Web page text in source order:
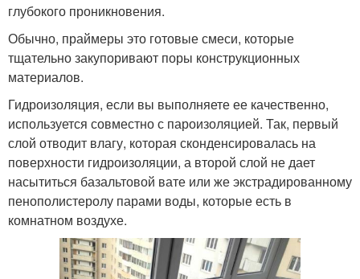
глубокого проникновения.
Обычно, праймеры это готовые смеси, которые
тщательно закупоривают поры конструкционных
материалов.
Гидроизоляция, если вы выполняете ее качественно,
используется совместно с пароизоляцией. Так, первый
слой отводит влагу, которая сконденсировалась на
поверхности гидроизоляции, а второй слой не дает
насытиться базальтовой вате или же экстрадированному
пенополистеролу парами воды, которые есть в
комнатном воздухе.